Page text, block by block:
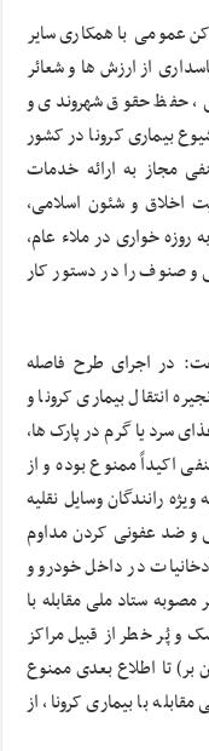
عمومی با همکاری سایر
از ارزش ها و شعائر
حفظ حقوق شهروندی و
بیماری کرونا در کشور
مجاز به ارائه خدمات
اخلاق و شئون اسلامی،
روزه خواری در ملاء عام،
صنوف را در دستور کار
در اجرای طرح فاصله
انتقال بیماری کرونا و
سرد یا گرم در پارک ها،
اکیداً ممنوع بوده و از
رانندگان وسایل نقلیه
و ضد عفونی کردن مداوم
در داخل خودرو و
مصوبه ستاد ملی مقابله با
و پُر خطر از قبیل مراکز
بر) تا اطلاع بعدی ممنوع
با بیماری کرونا، از